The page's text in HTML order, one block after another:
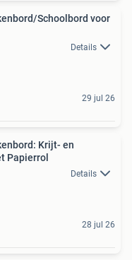
Schoolbord voor
Details
29 jul 26
Krijt- en
Papierrol
Details
28 jul 26